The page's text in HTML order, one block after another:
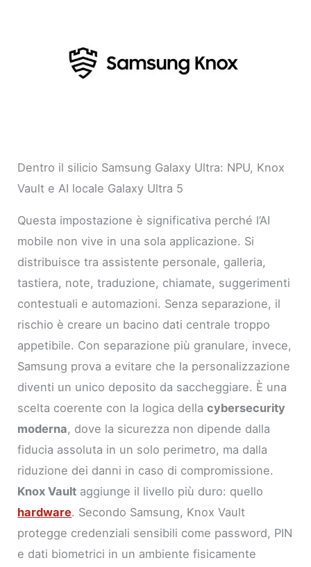
Dentro il silicio Samsung Galaxy Ultra: NPU, Knox
Vault e AI locale Galaxy Ultra 5
Questa impostazione è significativa perché l’AI
mobile non vive in una sola applicazione. Si
distribuisce tra assistente personale, galleria,
tastiera, note, traduzione, chiamate, suggerimenti
contestuali e automazioni. Senza separazione, il
rischio è creare un bacino dati centrale troppo
appetibile. Con separazione più granulare, invece,
Samsung prova a evitare che la personalizzazione
diventi un unico deposito da saccheggiare. È una
scelta coerente con la logica dellacybersecurity
moderna, dove la sicurezza non dipende dalla
fiducia assoluta in un solo perimetro, ma dalla
riduzione dei danni in caso di compromissione.
Knox Vault aggiunge il livello più duro: quello
hardware. Secondo Samsung, Knox Vault
protegge credenziali sensibili come password, PIN
e dati biometrici in un ambiente fisicamente